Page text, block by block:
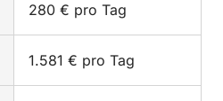
280 € pro Tag
1.581 € pro Tag